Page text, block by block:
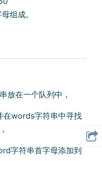
组成。
放在一个队列中，
在words字符串中寻找
字符串首字母添加到